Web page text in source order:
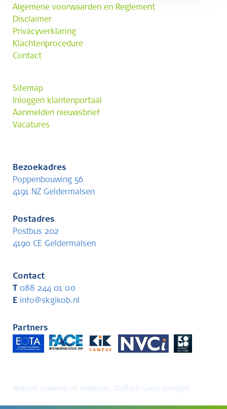
Algemene voorwaarden en Reglement
Disclaimer
Privacyverklaring
Klachtenprocedure
Contact
Sitemap
Inloggen klantenportaal
Aanmelden nieuwsbrief
Vacatures
Bezoekadres
Poppenbouwing 56
4191 NZ Geldermalsen
Postadres
Postbus 202
4190 CE Geldermalsen
Contact
088 244 01 00
E info@skgikob.nl
Partners
Website ontwerp en realisatie: Grafisch Goed Geregeld